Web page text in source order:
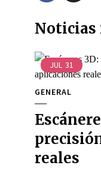
Noticias
JUL 31
GENERAL
reales